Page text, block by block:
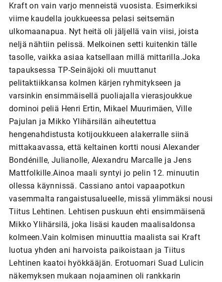
Kraft on vain varjo menneistä vuosista. Esimerkiksi
viime kaudella joukkueessa pelasi seitsemän
ulkomaanapua. Nyt heitä oli jäljellä vain viisi, joista
neljä nähtiin pelissä. Melkoinen setti kuitenkin tälle
tasolle, vaikka asiaa katsellaan millä mittarilla.Joka
tapauksessa TP-Seinäjoki oli muuttanut
pelitaktiikkansa kolmen kärjen ryhmitykseen ja
varsinkin ensimmäisellä puoliajalla vierasjoukkue
dominoi peliä Henri Ertin, Mikael Muurimäen, Ville
Pajulan ja Mikko Ylihärsilän aiheutettua
hengenahdistusta kotijoukkueen alakerralle siinä
mittakaavassa, että keltainen kortti nousi Alexander
Bondénille, Julianolle, Alexandru Marcalle ja Jens
Mattfolkille.Ainoa maali syntyi jo pelin 12. minuutin
ollessa käynnissä. Cassiano antoi vapaapotkun
vasemmalta rangaistusalueelle, missä ylimmäksi nousi
Tiitus Lehtinen. Lehtisen puskuun ehti ensimmäisenä
Mikko Ylihärsilä, joka lisäsi kauden maalisaldonsa
kolmeen.Vain kolmisen minuuttia maalista sai Kraft
luotua yhden ani harvoista paikoistaan ja Tiitus
Lehtinen kaatoi hyökkääjän. Erotuomari Suad Lulicin
näkemyksen mukaan nojaaminen oli rankkarin